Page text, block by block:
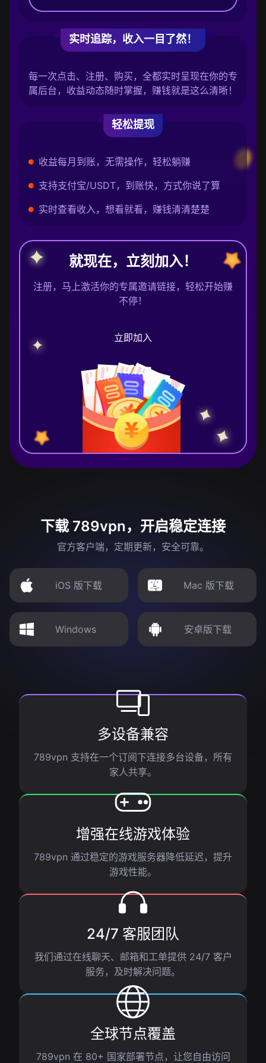
实时追踪，收入一目了然！
每一次点击、注册、购买，全都实时呈现在你的专
属后台，收益动态随时掌握，赚钱就是这么清晰！
轻松提现
收益每月到账，无需操作，轻松躺赚
支持支付宝/USDT，到账快，方式你说了算
实时查看收入，想看就看，赚钱清清楚楚
就现在，立刻加入！
注册，马上激活你的专属邀请链接，轻松开始赚
不停！
立即加入
下载 789vpn，开启稳定连接
官方客户端，定期更新，安全可靠。
iOS 版下载 Mac 版下载
Windows 安卓版下载
多设备兼容
789vpn 支持在一个订阅下连接多台设备，所有
家人共享。
增强在线游戏体验
789vpn 通过稳定的游戏服务器降低延迟，提升
游戏性能。
24/7 客服团队
我们通过在线聊天、邮箱和工单提供 24/7 客户
服务，及时解决问题。
全球节点覆盖
789vpn 在 80+ 国家部署节点，让您自由访问